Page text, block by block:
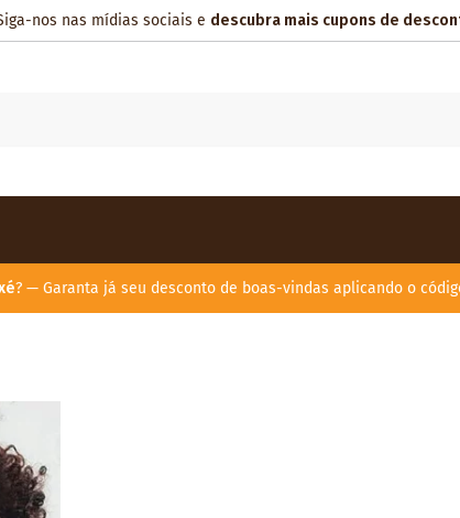
nos nas mídias sociais e descubra mais cupons de
? — Garanta já seu desconto de boas-vindas aplicando o